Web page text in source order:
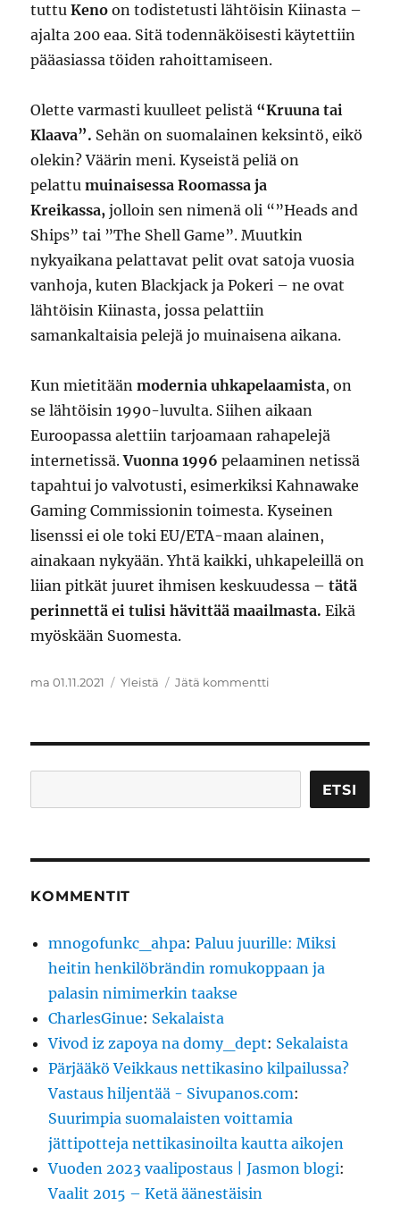
tuttuKenoon todistetusti lähtöisin Kiinasta –
ajalta 200 eaa. Sitä todennäköisesti käytettiin
pääasiassa töiden rahoittamiseen.
Olette varmasti kuulleet pelistä “Kruuna tai
Klaava”. Sehän on suomalainen keksintö, eikö
olekin? Väärin meni. Kyseistä peliä on
pelattu muinaisessa Roomassa ja
Kreikassa, jolloin sen nimenä oli “”Heads and
Ships” tai ”The Shell Game”. Muutkin
nykyaikana pelattavat pelit ovat satoja vuosia
vanhoja, kuten Blackjack ja Pokeri – ne ovat
lähtöisin Kiinasta, jossa pelattiin
samankaltaisia pelejä jo muinaisena aikana.
Kun mietitäänmodernia uhkapelaamista, on
se lähtöisin 1990-luvulta. Siihen aikaan
Euroopassa alettiin tarjoamaan rahapelejä
internetissä.Vuonna 1996 pelaaminen netissä
tapahtui jo valvotusti, esimerkiksi Kahnawake
Gaming Commissionin toimesta. Kyseinen
lisenssi ei ole toki EU/ETA-maan alainen,
ainakaan nykyään. Yhtä kaikki, uhkapeleillä on
liian pitkät juuret ihmisen keskuudessa –tätä
perinnettä ei tulisi hävittää maailmasta. Eikä
myöskään Suomesta.
Julkaistu
ma 01.11.2021 Kategoriat
Yleistä Jätä kommentti
alku
juuri?
ETSI
KOMMENTIT
mnogofunkc_ahpa:Paluu juurille: Miksi
heitin henkilöbrändin romukoppaan ja
palasin nimimerkin taakse
CharlesGinue: Sekalaista
Vivod iz zapoya na domy_dept: Sekalaista
Pärjääkö Veikkaus nettikasino kilpailussa?
Vastaus hiljentää - Sivupanos.com:
Suurimpia suomalaisten voittamia
jättipotteja nettikasinoilta kautta aikojen
Vuoden 2023 vaalipostaus | Jasmon blogi:
Vaalit 2015 – Ketä äänestäisin